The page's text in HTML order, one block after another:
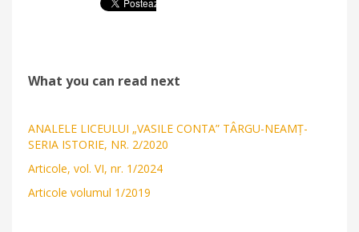
What you can read next
ANALELE LICEULUI „VASILE CONTA” TÂRGU-NEAMȚ-
SERIA ISTORIE, NR. 2/2020
Articole, vol. VI, nr. 1/2024
Articole volumul 1/2019